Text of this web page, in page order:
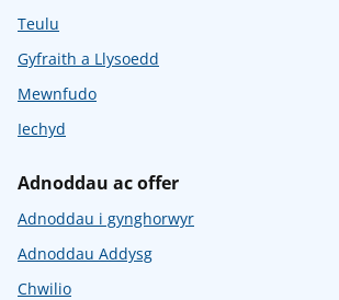
Teulu
Gyfraith a Llysoedd
Mewnfudo
Iechyd
Adnoddau ac offer
Adnoddau i gynghorwyr
Adnoddau Addysg
Chwilio